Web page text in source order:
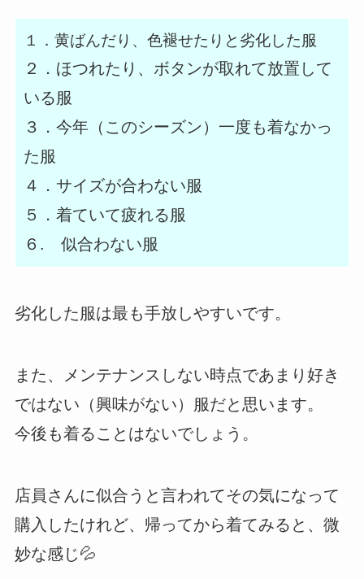
１．黄ばんだり、色褪せたりと劣化した服
２．ほつれたり、ボタンが取れて放置して
いる服
３．今年（このシーズン）一度も着なかっ
た服
４．サイズが合わない服
５．着ていて疲れる服
６. 似合わない服
劣化した服は最も手放しやすいです。
また、メンテナンスしない時点であまり好き
ではない（興味がない）服だと思います。
今後も着ることはないでしょう。
店員さんに似合うと言われてその気になって
購入したけれど、帰ってから着てみると、微
妙な感じ💦